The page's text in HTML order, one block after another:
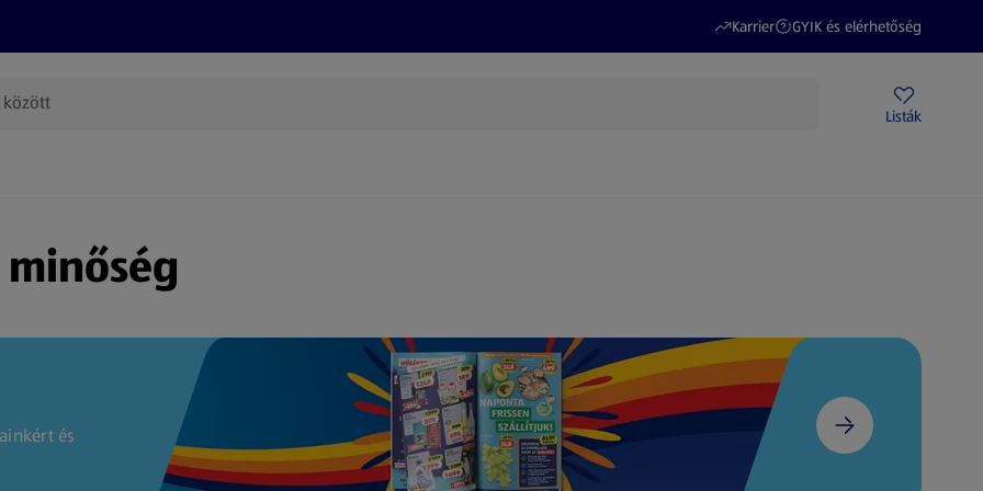
Karrier
(új oldalon nyílik meg)
GYIK és elérhetőség
(új oldalon nyílik meg)
Listák
és